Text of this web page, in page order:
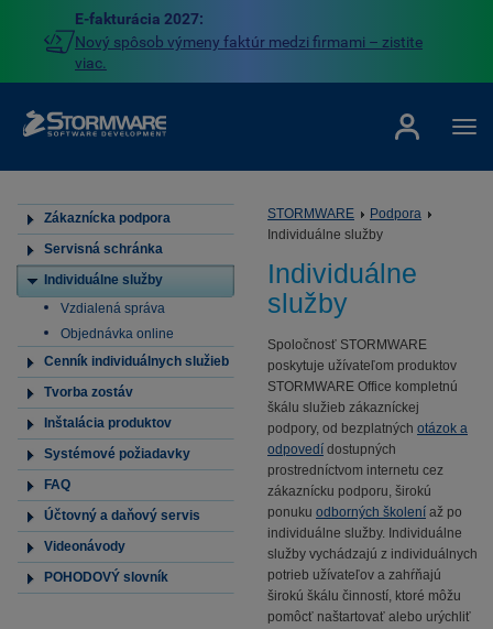
E-fakturácia 2027:
Nový spôsob výmeny faktúr medzi firmami – zistite
viac.
Zákaznícka podpora
Servisná schránka
Individuálne služby
Vzdialená správa
Objednávka online
Cenník individuálnych služieb
Tvorba zostáv
Inštalácia produktov
Systémové požiadavky
FAQ
Účtovný a daňový servis
Videonávody
POHODOVÝ slovník
STORMWARE
Podpora
Individuálne služby
Individuálne
služby
Spoločnosť STORMWARE
poskytuje užívateľom produktov
STORMWARE Office kompletnú
škálu služieb zákazníckej
podpory, od bezplatných otázok a
odpovedí dostupných
prostredníctvom internetu cez
zákaznícku podporu, širokú
ponuku odborných školení až po
individuálne služby. Individuálne
služby vychádzajú z individuálnych
potrieb užívateľov a zahŕňajú
širokú škálu činností, ktoré môžu
pomôcť naštartovať alebo urýchliť